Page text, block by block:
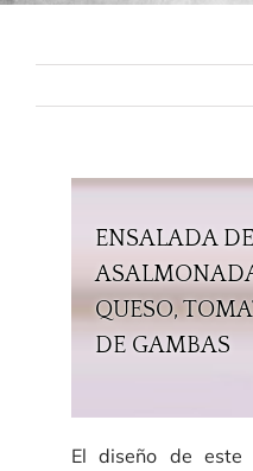
ENSALADA
QUESO,
DE GAMBAS
El diseño de